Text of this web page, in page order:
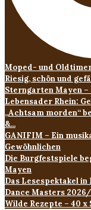
Moped- und
Riesig, schön und
Sterngarten Mayen
Lebensader Rhein:
„Achtsam morden“
&...
GANIFIM – Ein
Gewöhnlichen
Die Burgfestspiele
Mayen
Das Lesespektakel in
Dance Masters
Wilde Rezepte – 40 x